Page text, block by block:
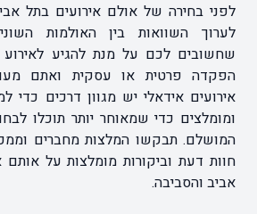
לפני בחירה של אולם אירועים בתל
לערוך השוואות בין האולמות
שחשובים לכם על מנת להגיע
הפקדה פרטית או עסקית ואתם
אירועים אידאלי יש מגוון דרכים כדי
ומומלצים כדי שמאוחר יותר תוכלו
המושלם. תבקשו המלצות מחברים
חוות דעת וביקורות מומלצות על אותם
אביב והסביבה.